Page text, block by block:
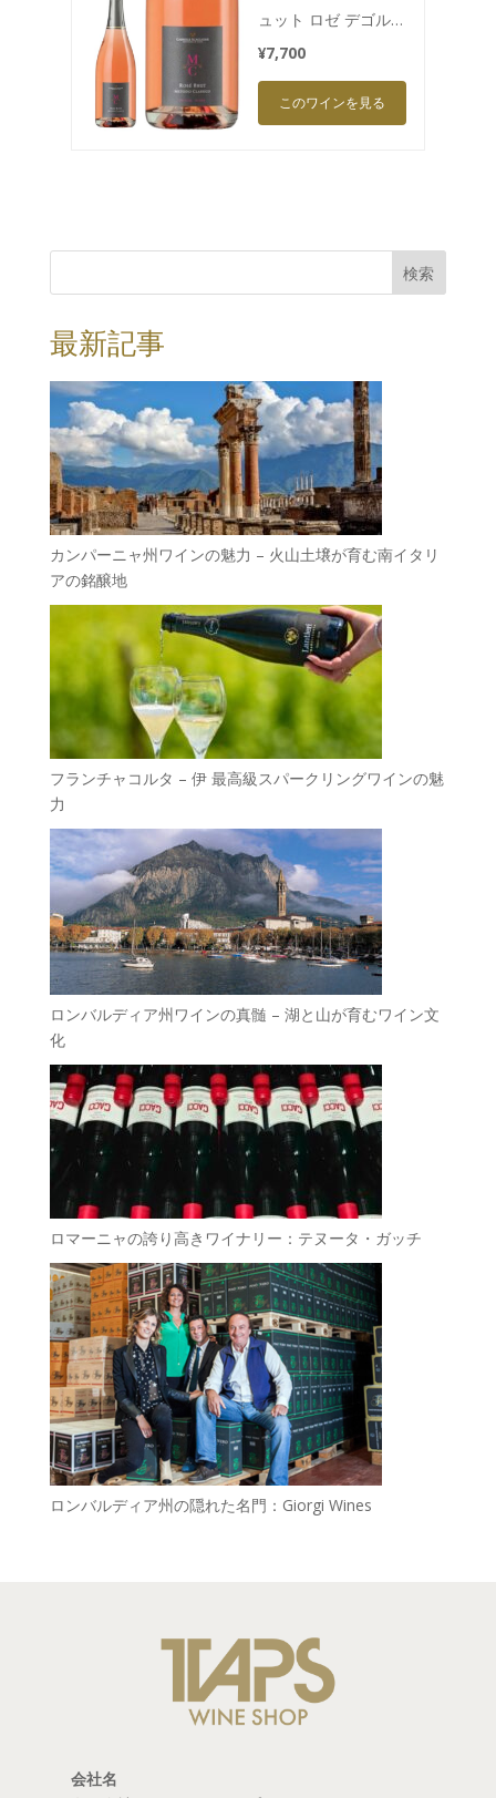
ュット ロゼ デゴルジ
ュマン2023 "M.C.
Brut Rosé 20"
¥7,700
このワインを見る
検索
最新記事
カンパーニャ州ワインの魅力 – 火山土壌が育む南イタリ
アの銘醸地
フランチャコルタ – 伊 最高級スパークリングワインの魅
力
ロンバルディア州ワインの真髄 – 湖と山が育むワイン文
化
ロマーニャの誇り高きワイナリー：テヌータ・ガッチ
ロンバルディア州の隠れた名門：Giorgi Wines
会社名